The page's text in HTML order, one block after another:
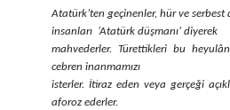
Atatürk’ten geçinenler, hür ve serbest
insanları ‘Atatürk düşmanı’ diyerek
mahvederler. Türettikleri bu
cebren inanmamızı
isterler. İtiraz eden veya gerçeği
aforoz ederler.